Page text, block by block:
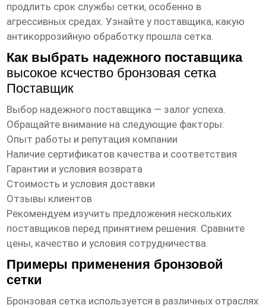
продлить срок службы сетки, особенно в
агрессивных средах. Узнайте у поставщика, какую
антикоррозийную обработку прошла сетка.
Как выбрать надежного поставщика
высокое ксчество бронзовая сетка
Поставщик
Выбор надежного поставщика — залог успеха.
Обращайте внимание на следующие факторы:
Опыт работы и репутация компании
Наличие сертификатов качества и соответствия
Гарантии и условия возврата
Стоимость и условия доставки
Отзывы клиентов
Рекомендуем изучить предложения нескольких
поставщиков перед принятием решения. Сравните
цены, качество и условия сотрудничества.
Примеры применения бронзовой
сетки
Бронзовая сетка используется в различных отраслях